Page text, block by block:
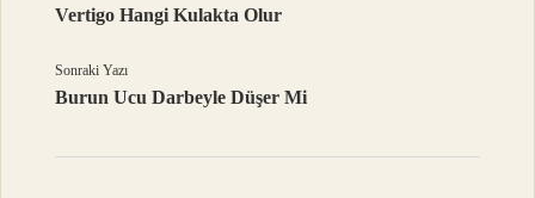
Vertigo Hangi Kulakta Olur
Sonraki Yazı
Burun Ucu Darbeyle Düşer Mi